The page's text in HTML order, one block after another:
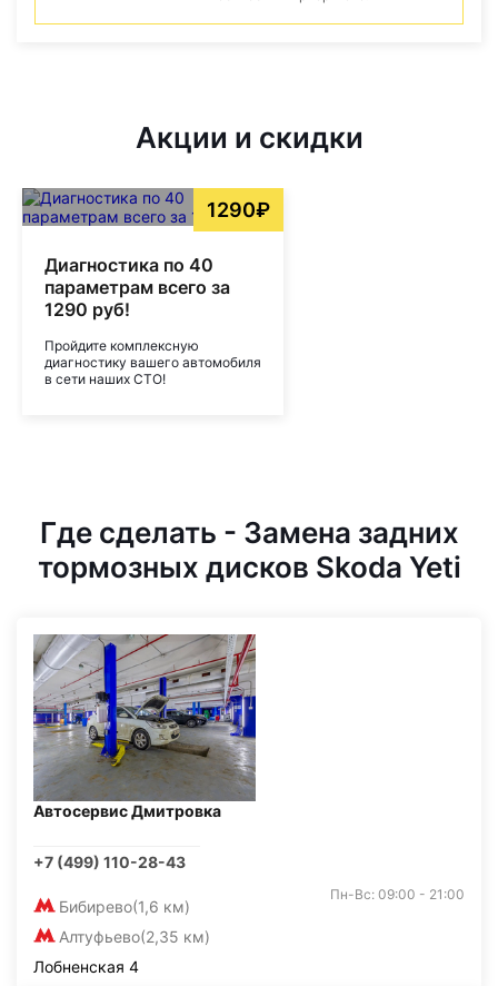
Акции и скидки
1290₽
Диагностика по 40
параметрам всего за
1290 руб!
Пройдите комплексную
диагностику вашего автомобиля
в сети наших СТО!
Где сделать - Замена задних
тормозных дисков Skoda Yeti
Автосервис Дмитровка
+7 (499) 110-28-43
Бибирево(1,6 км)
Алтуфьево(2,35 км)
Пн-Вс: 09:00 - 21:00
Лобненская 4